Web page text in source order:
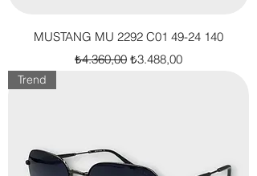
MUSTANG MU 2292 C01 49-24 140
Normal Fiyat
₺4.360,00 İndirimli Fiyat
₺3.488,00
Trend